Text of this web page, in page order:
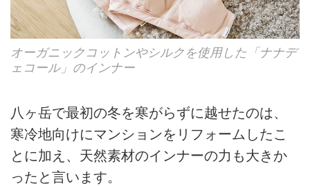
オーガニックコットンやシルクを使用した「ナナデ
ェコール」のインナー
八ヶ岳で最初の冬を寒がらずに越せたのは、
寒冷地向けにマンションをリフォームしたこ
とに加え、天然素材のインナーの力も大きか
ったと言います。